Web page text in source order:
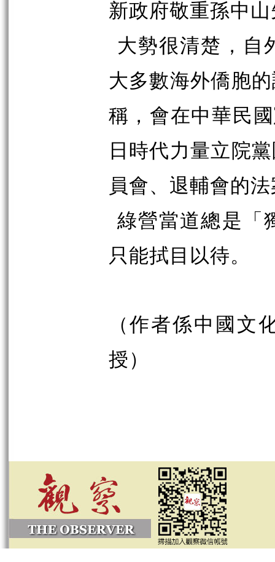
新政府敬重孫中
大勢很清楚，自
大多數海外僑胞
稱，會在中華民
日時代力量立院
員會、退輔會的
綠營當道總是「
只能拭目以待。
（作者係中國文
授）